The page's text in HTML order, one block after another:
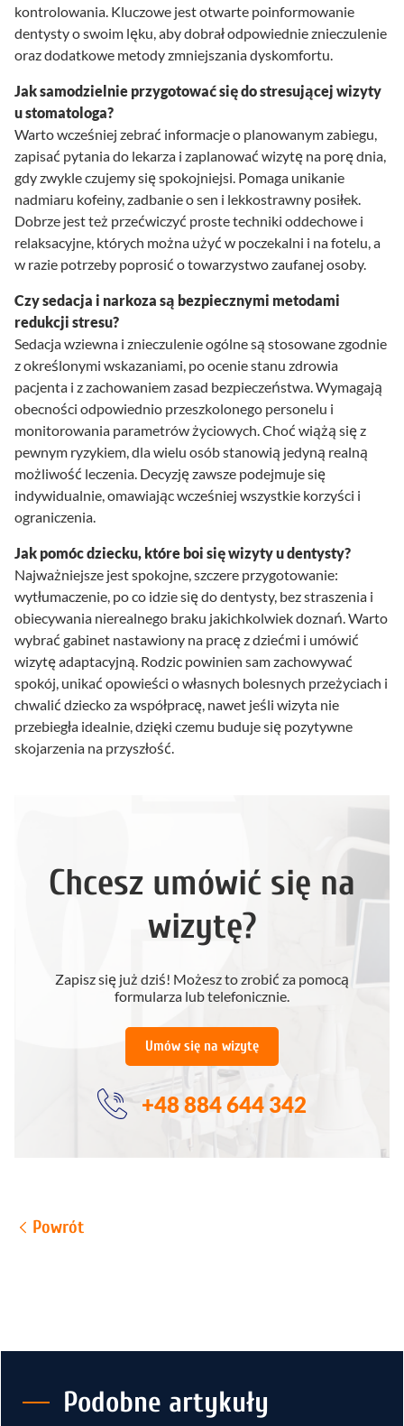
kontrolowania. Kluczowe jest otwarte poinformowanie
dentysty o swoim lęku, aby dobrał odpowiednie znieczulenie
oraz dodatkowe metody zmniejszania dyskomfortu.
Jak samodzielnie przygotować się do stresującej wizyty
u stomatologa?
Warto wcześniej zebrać informacje o planowanym zabiegu,
zapisać pytania do lekarza i zaplanować wizytę na porę dnia,
gdy zwykle czujemy się spokojniejsi. Pomaga unikanie
nadmiaru kofeiny, zadbanie o sen i lekkostrawny posiłek.
Dobrze jest też przećwiczyć proste techniki oddechowe i
relaksacyjne, których można użyć w poczekalni i na fotelu, a
w razie potrzeby poprosić o towarzystwo zaufanej osoby.
Czy sedacja i narkoza są bezpiecznymi metodami
redukcji stresu?
Sedacja wziewna i znieczulenie ogólne są stosowane zgodnie
z określonymi wskazaniami, po ocenie stanu zdrowia
pacjenta i z zachowaniem zasad bezpieczeństwa. Wymagają
obecności odpowiednio przeszkolonego personelu i
monitorowania parametrów życiowych. Choć wiążą się z
pewnym ryzykiem, dla wielu osób stanowią jedyną realną
możliwość leczenia. Decyzję zawsze podejmuje się
indywidualnie, omawiając wcześniej wszystkie korzyści i
ograniczenia.
Jak pomóc dziecku, które boi się wizyty u dentysty?
Najważniejsze jest spokojne, szczere przygotowanie:
wytłumaczenie, po co idzie się do dentysty, bez straszenia i
obiecywania nierealnego braku jakichkolwiek doznań. Warto
wybrać gabinet nastawiony na pracę z dziećmi i umówić
wizytę adaptacyjną. Rodzic powinien sam zachowywać
spokój, unikać opowieści o własnych bolesnych przeżyciach i
chwalić dziecko za współpracę, nawet jeśli wizyta nie
przebiegła idealnie, dzięki czemu buduje się pozytywne
skojarzenia na przyszłość.
Chcesz umówić się na
wizytę?
Zapisz się już dziś! Możesz to zrobić za pomocą
formularza lub telefonicznie.
Umów się na wizytę
+48 884 644 342
Powrót
Podobne artykuły